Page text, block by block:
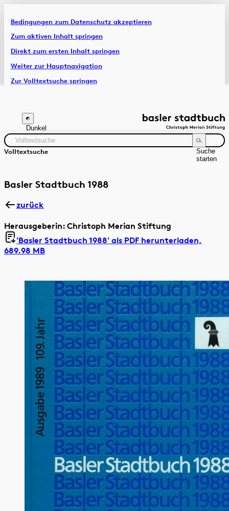
Bedingungen zum Datenschutz akzeptieren
Zum aktiven Inhalt springen
Direkt zum ersten Inhalt springen
Weiter zur Hauptnavigation
Zur Volltextsuche springen
Artikel & Dossiers
Chronik
Dunkel
Volltextsuche
Suche
starten
Zeitraum Autor:in
Basler Stadtbuch 1988
zurück
Herausgeberin: Christoph Merian Stiftung
'Basler Stadtbuch 1988' als PDF herunterladen,
689.98 MB